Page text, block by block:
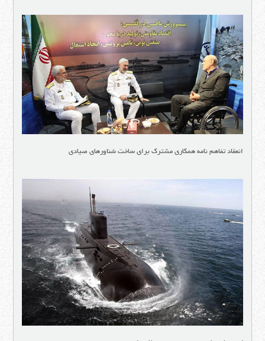
انعقاد تفاهم نامه همکاری مشترک برای ساخت شناورهای صیادی